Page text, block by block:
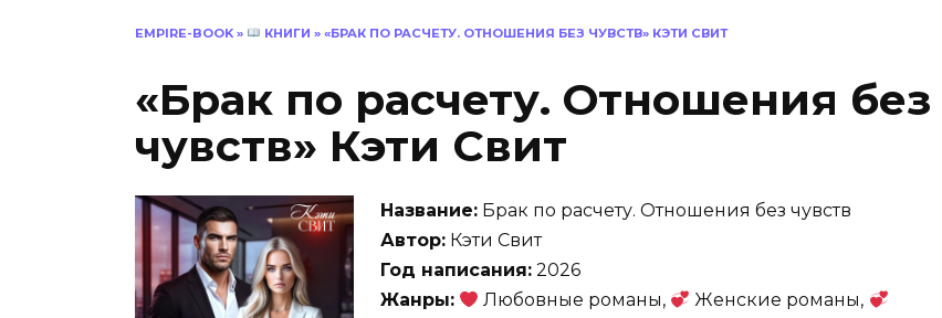
EMPIRE-BOOK » КНИГИ » «БРАК ПО РАСЧЕТУ. ОТНОШЕНИЯ БЕЗ ЧУВСТВ» КЭТИ СВИТ
«Брак по расчету. Отношения без
чувств» Кэти Свит
Название: Брак по расчету. Отношения без чувств
Автор: Кэти Свит
Год написания: 2026
Жанры:
Любовные романы,
Женские романы,